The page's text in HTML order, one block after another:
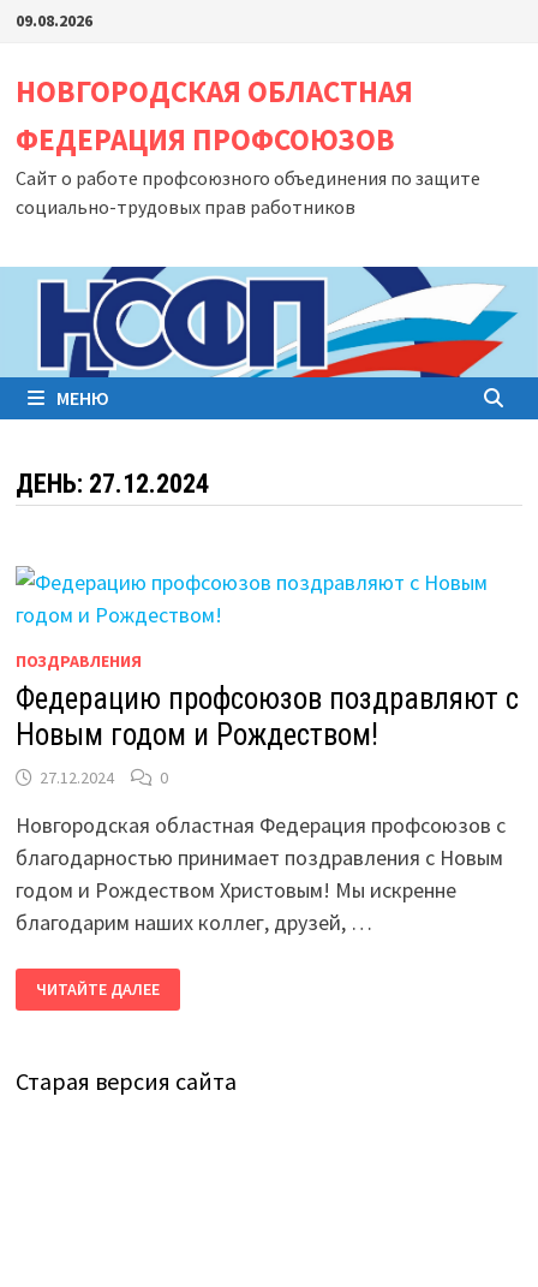
Перейти
содержимому
09.08.2026
НОВГОРОДСКАЯ ОБЛАСТНАЯ
ФЕДЕРАЦИЯ ПРОФСОЮЗОВ
Сайт о работе профсоюзного объединения по защите
социально-трудовых прав работников
МЕНЮ
ДЕНЬ: 27.12.2024
ПОЗДРАВЛЕНИЯ
Федерацию профсоюзов поздравляют с
Новым годом и Рождеством!
27.12.2024 0
Новгородская областная Федерация профсоюзов с
благодарностью принимает поздравления с Новым
годом и Рождеством Христовым! Мы искренне
благодарим наших коллег, друзей, …
ФЕДЕРАЦИЮ
ПРОФСОЮЗОВ
ПОЗДРАВЛЯЮТ
И
РОЖДЕСТВОМ!
ЧИТАЙТЕ ДАЛЕЕ
Старая версия сайта